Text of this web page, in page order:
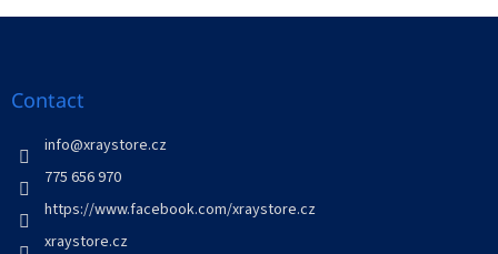
s
i
F
Contact
info@xraystore.cz
775 656 970
https://www.facebook.com/xraystore.cz
xraystore.cz